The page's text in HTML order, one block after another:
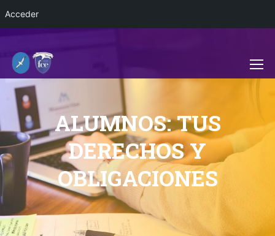
Acceder
ALUMNOS: TUS
DERECHOS Y
OBLIGACIONES